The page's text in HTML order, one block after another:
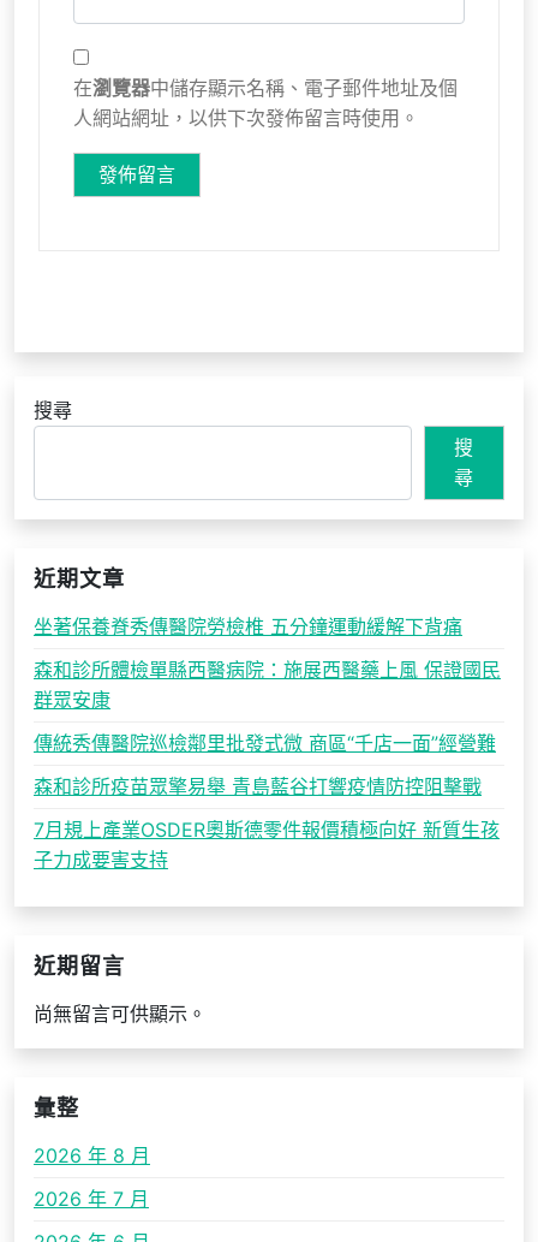
在瀏覽器中儲存顯示名稱、電子郵件地址及個
人網站網址，以供下次發佈留言時使用。
搜尋
搜
尋
近期文章
坐著保養脊秀傳醫院勞檢椎 五分鐘運動緩解下背痛
森和診所體檢單縣西醫病院：施展西醫藥上風 保證國民
群眾安康
傳統秀傳醫院巡檢鄰里批發式微 商區“千店一面”經營難
森和診所疫苗眾擎易舉 青島藍谷打響疫情防控阻擊戰
7月規上產業OSDER奧斯德零件報價積極向好 新質生孩
子力成要害支持
近期留言
尚無留言可供顯示。
彙整
2026 年 8 月
2026 年 7 月